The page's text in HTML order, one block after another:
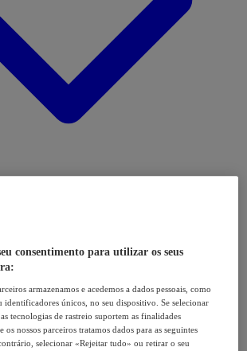
consentimento para utilizar os seus
armazenamos e acedemos a dados pessoais, como
identificadores únicos, no seu dispositivo. Se selecionar
tecnologias de rastreio suportem as finalidades
os nossos parceiros tratamos dados para as seguintes
selecionar «Rejeitar tudo» ou retirar o seu